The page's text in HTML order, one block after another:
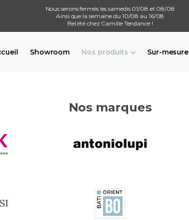
Nous serons fermés les samedis 01/08 et 08/08
Ainsi que la semaine du 10/08 au 16/08
Bel été chez Camille Tendance !
Showroom Nos produits Sur-mesure
Nos marques